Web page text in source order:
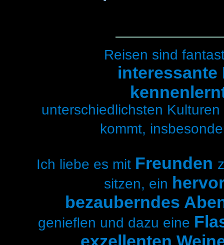
Reisen sind
interessante
unterschiedlichsten
kommt,
Ich liebe es mit Freunden
sitzen, ein
bezauberndes
genieﬂen und dazu eine
exzellenten